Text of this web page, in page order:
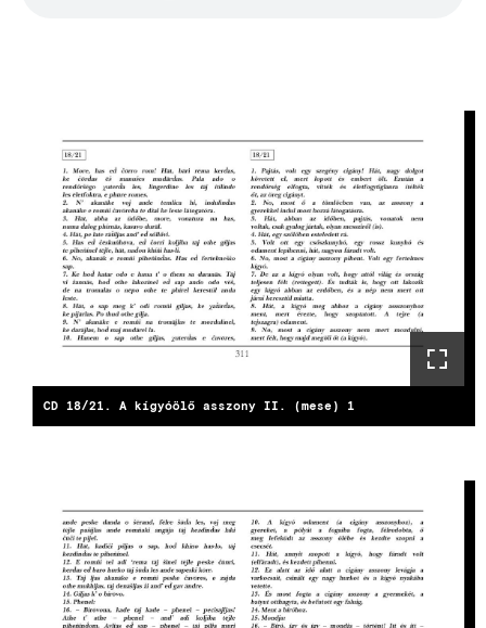
CD 18/21. A kígyóölő asszony II. (mese) 1